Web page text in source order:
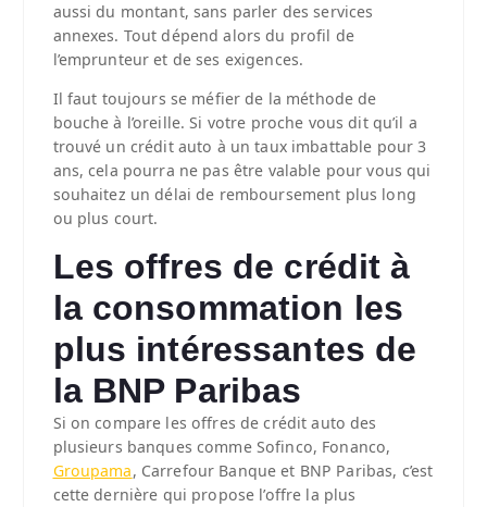
aussi du montant, sans parler des services
annexes. Tout dépend alors du profil de
l’emprunteur et de ses exigences.
Il faut toujours se méfier de la méthode de
bouche à l’oreille. Si votre proche vous dit qu’il a
trouvé un crédit auto à un taux imbattable pour 3
ans, cela pourra ne pas être valable pour vous qui
souhaitez un délai de remboursement plus long
ou plus court.
Les offres de crédit à
la consommation les
plus intéressantes de
la BNP Paribas
Si on compare les offres de crédit auto des
plusieurs banques comme Sofinco, Fonanco,
Groupama, Carrefour Banque et BNP Paribas, c’est
cette dernière qui propose l’offre la plus